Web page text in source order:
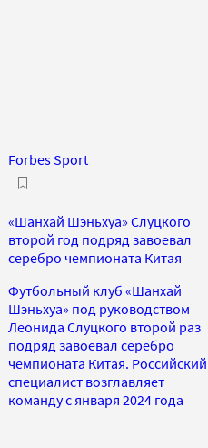
Forbes Sport
«Шанхай Шэньхуа» Слуцкого
второй год подряд завоевал
серебро чемпионата Китая
Футбольный клуб «Шанхай
Шэньхуа» под руководством
Леонида Слуцкого второй раз
подряд завоевал серебро
чемпионата Китая. Российский
специалист возглавляет
команду с января 2024 года